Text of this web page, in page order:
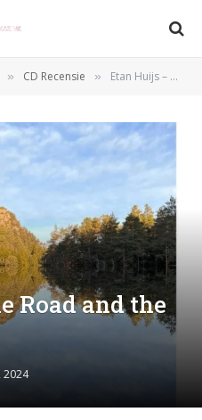
» CD Recensie » Etan Huijs – The Road and the Wilderness
Road and the
2024